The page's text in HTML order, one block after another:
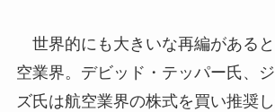
世界的にも大きいな再編がある
空業界。デビッド・テッパー氏、
ズ氏は航空業界の株式を買い推奨